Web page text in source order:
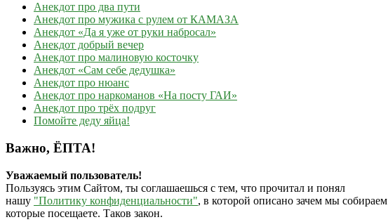
Анекдот про два пути
Анекдот про мужика с рулем от КАМАЗА
Анекдот «Да я уже от руки набросал»
Анекдот добрый вечер
Анекдот про малиновую косточку
Анекдот «Сам себе дедушка»
Анекдот про нюанс
Анекдот про наркоманов «На посту ГАИ»
Анекдот про трёх подруг
Помойте деду яйца!
Важно, ЁПТА!
Уважаемый пользователь!
Пользуясь этим Сайтом, ты соглашаешься с тем, что прочитал и понял
нашу "Политику конфиденциальности", в которой описано зачем мы
которые посещаете. Таков закон.